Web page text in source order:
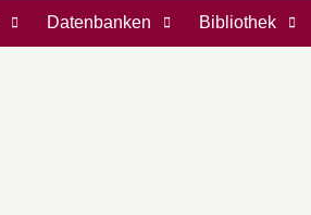
Datenbanken Bibliothek